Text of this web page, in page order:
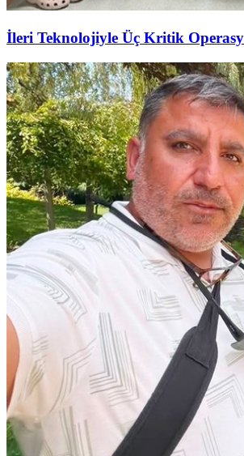
İleri Teknolojiyle Üç Kritik